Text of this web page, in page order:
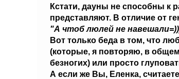
Кстати, дауны не способны к
представляют. В отличие от
"А чтоб люлей не
Вот только беда в том, что
(которые, я повторяю, в
безногих) или просто
А если же Вы, Еленка,